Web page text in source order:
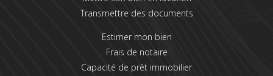
Transmettre des documents
Estimer mon bien
Frais de notaire
Capacité de prêt immobilier